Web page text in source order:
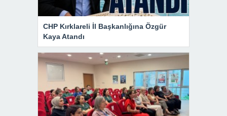
CHP Kırklareli İl Başkanlığına Özgür
Kaya Atandı